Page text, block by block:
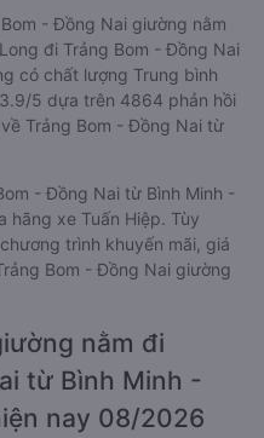
- Đồng Nai giường nằm
đi Trảng Bom - Đồng Nai
có chất lượng Trung bình
5 dựa trên 4864 phản hồi
Trảng Bom - Đồng Nai từ
- Đồng Nai từ Bình Minh -
hãng xe Tuấn Hiệp. Tùy
trình khuyến mãi, giá
Bom - Đồng Nai giường
nằm đi
từ Bình Minh -
nay 08/2026